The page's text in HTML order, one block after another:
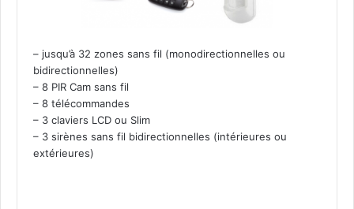
– jusqu’à 32 zones sans fil (monodirectionnelles ou
bidirectionnelles)
– 8 PIR Cam sans fil
– 8 télécommandes
– 3 claviers LCD ou Slim
– 3 sirènes sans fil bidirectionnelles (intérieures ou
extérieures)